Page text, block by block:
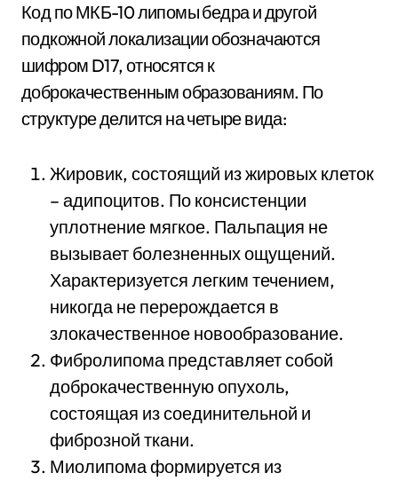
Код по МКБ-10 липомы бедра и другой
подкожной локализации обозначаются
шифром D17, относятся к
доброкачественным образованиям. По
структуре делится на четыре вида:
Жировик, состоящий из жировых клеток
– адипоцитов. По консистенции
уплотнение мягкое. Пальпация не
вызывает болезненных ощущений.
Характеризуется легким течением,
никогда не перерождается в
злокачественное новообразование.
Фибролипома представляет собой
доброкачественную опухоль,
состоящая из соединительной и
фиброзной ткани.
Миолипома формируется из